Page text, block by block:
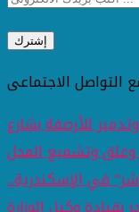
التواصل الاجتماعى
للأرصفة بشارع
وغلق وتشميع المحل
في الإسكندرية..